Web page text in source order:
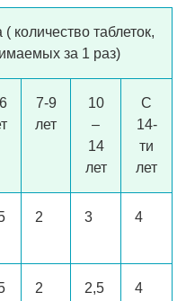
количество таблеток,
за 1 раз)
7-9
лет
10
–
14
лет
С
14-
ти
лет
2 3 4
2 2,5 4